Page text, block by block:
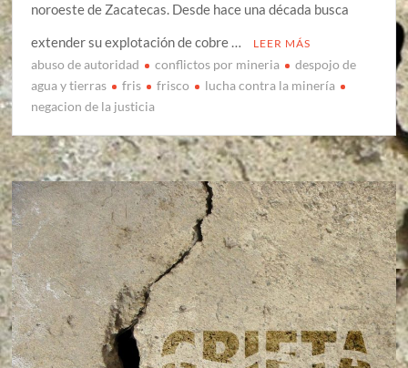
noroeste de Zacatecas. Desde hace una década busca
extender su explotación de cobre …
LEER MÁS
abuso de autoridad conflictos por mineria
despojo de
agua y tierras
fris frisco
lucha contra la minería
negacion de la justicia